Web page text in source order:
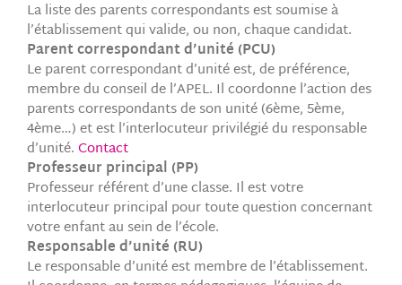
La liste des parents correspondants est soumise à
l’établissement qui valide, ou non, chaque candidat.
Parent correspondant d’unité (PCU)
Le parent correspondant d’unité est, de préférence,
membre du conseil de l’APEL. Il coordonne l’action des
parents correspondants de son unité (6ème, 5ème,
4ème…) et est l’interlocuteur privilégié du responsable
d’unité.Contact
Professeur principal (PP)
Professeur référent d’une classe. Il est votre
interlocuteur principal pour toute question concernant
votre enfant au sein de l’école.
Responsable d’unité (RU)
Le responsable d’unité est membre de l’établissement.